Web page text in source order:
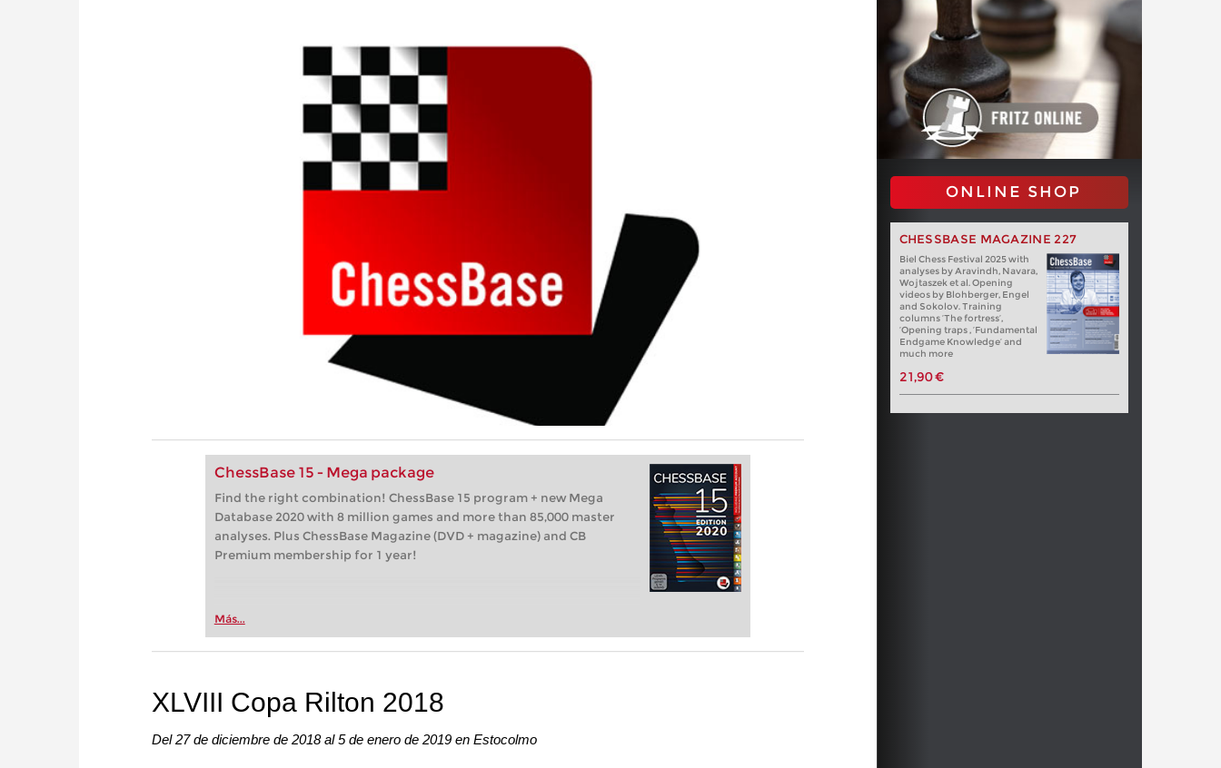
ChessBase 15 - Mega package
Find the right combination! ChessBase 15 program + new Mega
Database 2020 with 8 million games and more than 85,000 master
analyses. Plus ChessBase Magazine (DVD + magazine) and CB
Premium membership for 1 year!
Más...
ONLINE SHOP
CHESSBASE MAGAZINE 227
Biel Chess Festival 2025 with
analyses by Aravindh, Navara,
Wojtaszek et al. Opening
videos by Blohberger, Engel
and Sokolov. Training
columns ‘The fortress’,
‘Opening traps , ‘Fundamental
Endgame Knowledge’ and
much more
21,90 €
XLVIII Copa Rilton 2018
Del 27 de diciembre de 2018 al 5 de enero de 2019 en Estocolmo